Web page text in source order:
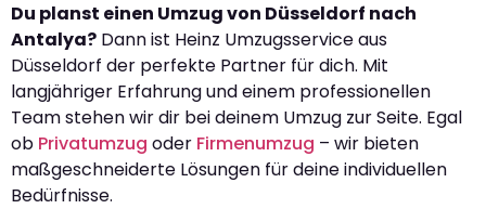
Du planst einen Umzug von Düsseldorf nach
Antalya? Dann ist Heinz Umzugsservice aus
Düsseldorf der perfekte Partner für dich. Mit
langjähriger Erfahrung und einem professionellen
Team stehen wir dir bei deinem Umzug zur Seite. Egal
ob Privatumzug oder Firmenumzug – wir bieten
maßgeschneiderte Lösungen für deine individuellen
Bedürfnisse.